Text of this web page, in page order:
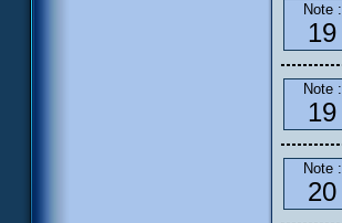
Note :
19
Note :
19
Note :
20